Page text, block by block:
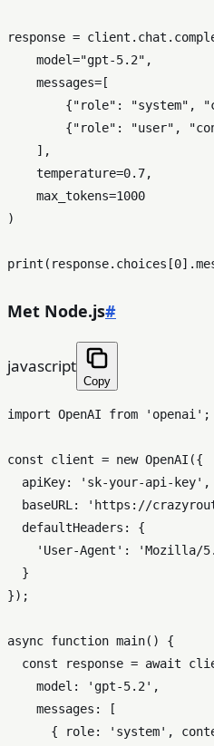
response =
    model=
"gpt-5.2" ,
    messages=[
        {
"role" : "system" ,
        {
"role" : "user" ,
    ],
    temperature=
0.7,
    max_tokens=
1000
)
print (response.choices[0
Met Node.js#
javascript
Copy
import OpenAI from 'openai' ;
const client = new OpenAI ({
apiKey: 'sk-your-api-key' ,
baseURL : 'https://
defaultHeaders : {
'User-Agent' :
'Mozilla/
  }
});
async function main( ) {
const response = await
model : 'gpt-5.2' ,
messages : [
      {
role: 'system' ,